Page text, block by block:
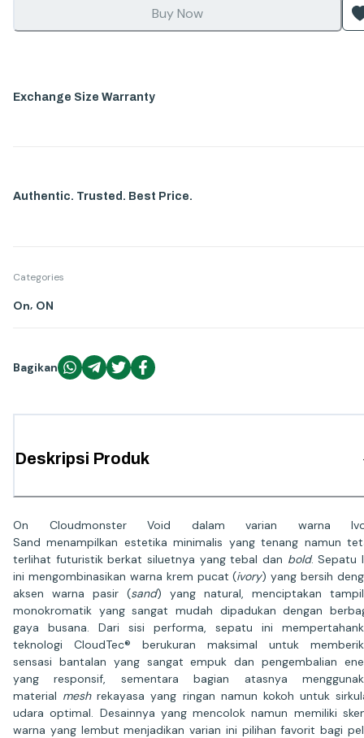
Buy Now
Exchange Size Warranty
Authentic. Trusted. Best Price.
Categories
On, ON
Bagikan
Deskripsi Produk
On Cloudmonster Void dalam varian warna
Sand menampilkan estetika minimalis yang tenang namun
terlihat futuristik berkat siluetnya yang tebal dan bold. Sepatu
ini mengombinasikan warna krem pucat (ivory) yang bersih
aksen warna pasir (sand) yang natural, menciptakan
monokromatik yang sangat mudah dipadukan dengan
gaya busana. Dari sisi performa, sepatu ini
teknologi CloudTec® berukuran maksimal untuk
sensasi bantalan yang sangat empuk dan pengembalian
yang responsif, sementara bagian atasnya
material meshrekayasa yang ringan namun kokoh untuk
udara optimal. Desainnya yang mencolok namun memiliki
warna yang lembut menjadikan varian ini pilihan favorit bagi